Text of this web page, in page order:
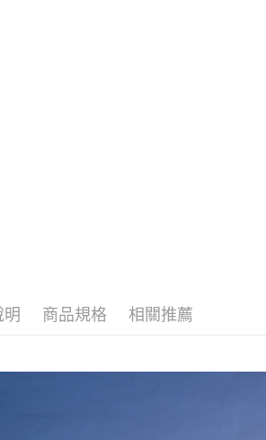
明 商品規格 相關推薦